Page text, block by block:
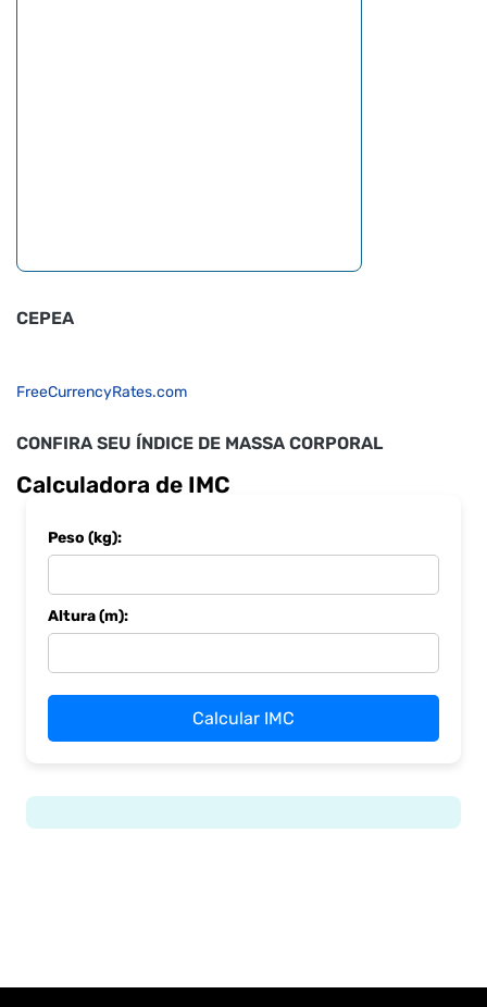
CEPEA
FreeCurrencyRates.com
CONFIRA SEU ÍNDICE DE MASSA CORPORAL
Calculadora de IMC
Peso (kg):
Altura (m):
Calcular IMC